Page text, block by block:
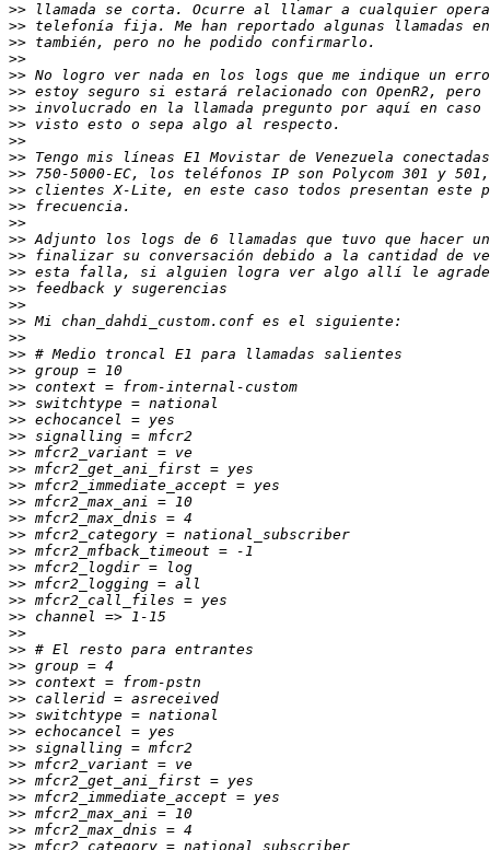
>>
>>
>>
>>
>>
>>
>>
>>
>>
>>
>>
>>
>>
>>
>>
>>
>>
>>
>>
>>
>>
>>
>>
>>
>>
>>
>>
>>
>>
>>
>>
>>
>>
>>
>>
>>
>>
>>
>>
>>
>>
>>
>>
>>
>>
>>
>>
>>
>>
>>
>>
>>